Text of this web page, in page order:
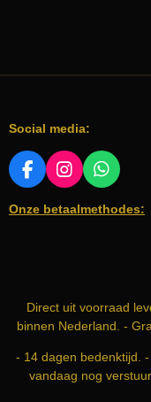
Social media:
F
C
I
S
M
W
A
Onze betaalmethodes:
Direct uit voorraad
binnen Nederland. -
- 14 dagen bedenktijd.
vandaag nog